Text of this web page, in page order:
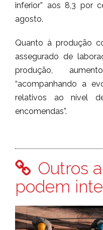
inferior” aos 8,3 por
agosto.
Quanto à produção
assegurado de
produção,
“acompanhando a
relativos ao nível
encomendas”.
Outros
podem